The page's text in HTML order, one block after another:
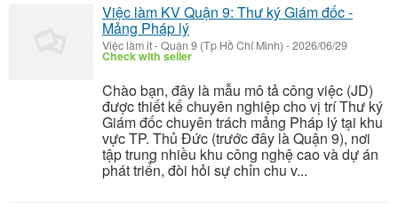
Việc làm KV Quận 9: Thư ký Giám đốc -
Mảng Pháp lý
Việc làm it-Quận 9 (Tp Hồ Chí Minh) -2026/06/29
Check with seller
Chào bạn, đây là mẫu mô tả công việc (JD)
được thiết kế chuyên nghiệp cho vị trí Thư ký
Giám đốc chuyên trách mảng Pháp lý tại khu
vực TP. Thủ Đức (trước đây là Quận 9), nơi
tập trung nhiều khu công nghệ cao và dự án
phát triển, đòi hỏi sự chỉn chu v...